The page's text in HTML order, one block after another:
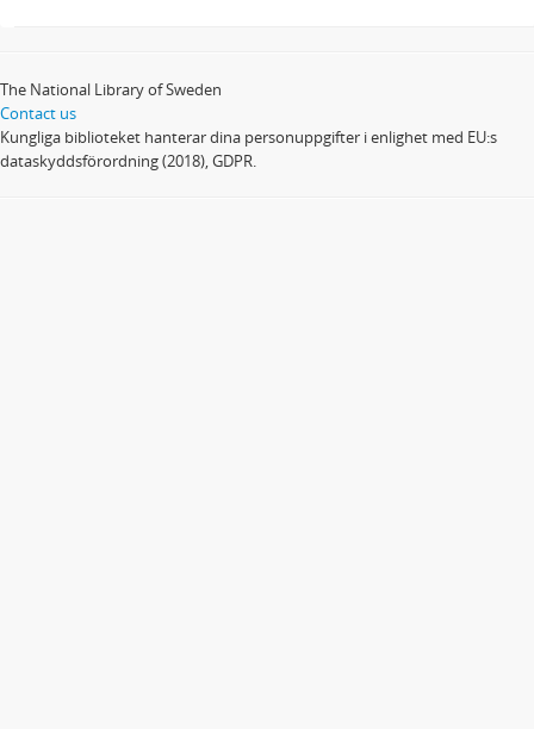
The National Library of Sweden
Contact us
Kungliga biblioteket hanterar dina personuppgifter i enlighet med EU:s
dataskyddsförordning (2018), GDPR.